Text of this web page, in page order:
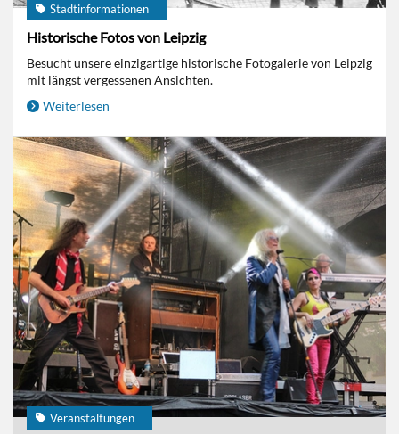
Stadtinformationen
Historische Fotos von Leipzig
Besucht unsere einzigartige historische Fotogalerie von Leipzig
mit längst vergessenen Ansichten.
Weiterlesen
Veranstaltungen